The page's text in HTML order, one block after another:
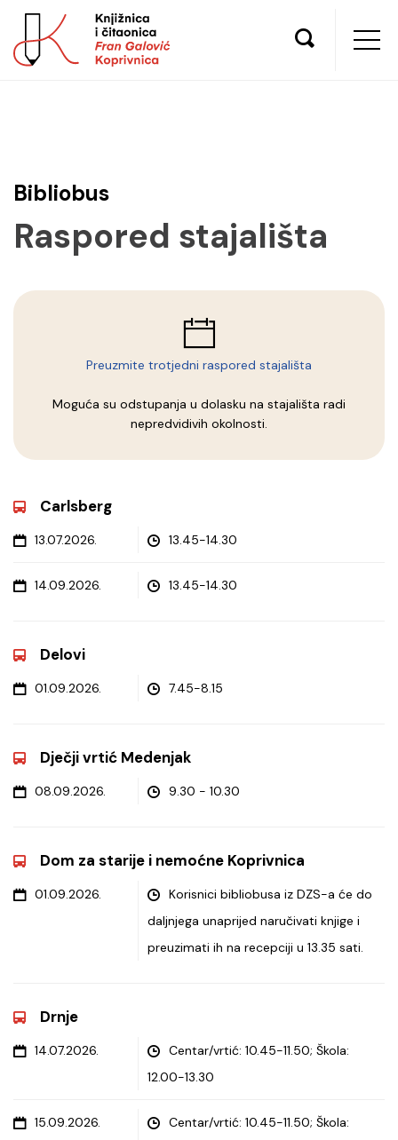
Bibliobus
Raspored stajališta
Carlsberg
13.07.2026. 13.45-14.30
14.09.2026. 13.45-14.30
Delovi
01.09.2026. 7.45-8.15
Dječji vrtić Medenjak
08.09.2026. 9.30 - 10.30
Dom za starije i nemoćne Koprivnica
01.09.2026.
Korisnici bibliobusa iz DZS-a će do
daljnjega unaprijed naručivati knjige i
preuzimati ih na recepciji u 13.35 sati.
Drnje
14.07.2026.
Centar/vrtić: 10.45-11.50; Škola:
12.00-13.30
15.09.2026.
Centar/vrtić: 10.45-11.50; Škola:
Preuzmite trotjedni raspored stajališta
Moguća su odstupanja u dolasku na stajališta radi
nepredvidivih okolnosti.